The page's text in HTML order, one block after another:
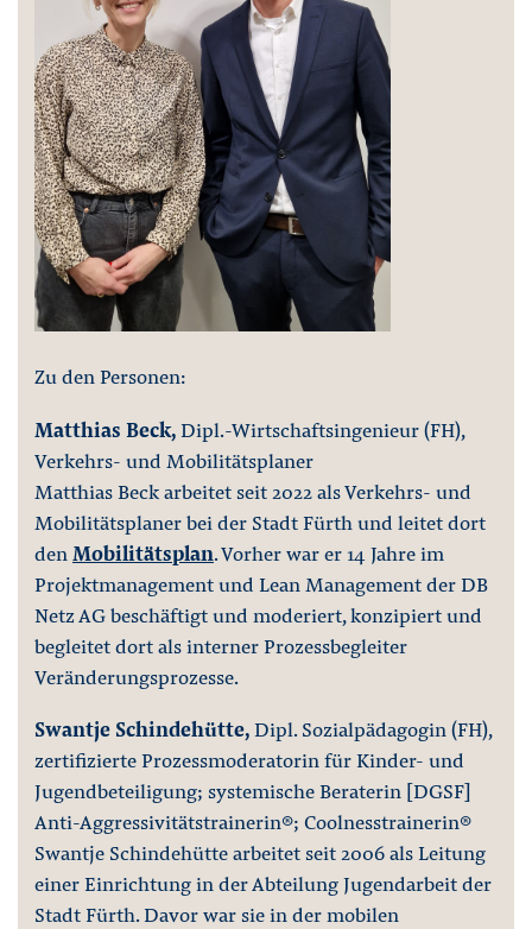
Zu den Personen:
Matthias Beck,Dipl.-Wirtschaftsingenieur (FH),
Verkehrs- und Mobilitätsplaner
Matthias Beck arbeitet seit 2022 als Verkehrs- und
Mobilitätsplaner bei der Stadt Fürth und leitet dort
den Mobilitätsplan. Vorher war er 14 Jahre im
Projektmanagement und Lean Management der DB
Netz AG beschäftigt und moderiert, konzipiert und
begleitet dort als interner Prozessbegleiter
Veränderungsprozesse.
Swantje Schindehütte,Dipl. Sozialpädagogin (FH),
zertifizierte Prozessmoderatorin für Kinder- und
Jugendbeteiligung; systemische Beraterin [DGSF]
Anti-Aggressivitätstrainerin®; Coolnesstrainerin®
Swantje Schindehütte arbeitet seit 2006 als Leitung
einer Einrichtung in der Abteilung Jugendarbeit der
Stadt Fürth. Davor war sie in der mobilen